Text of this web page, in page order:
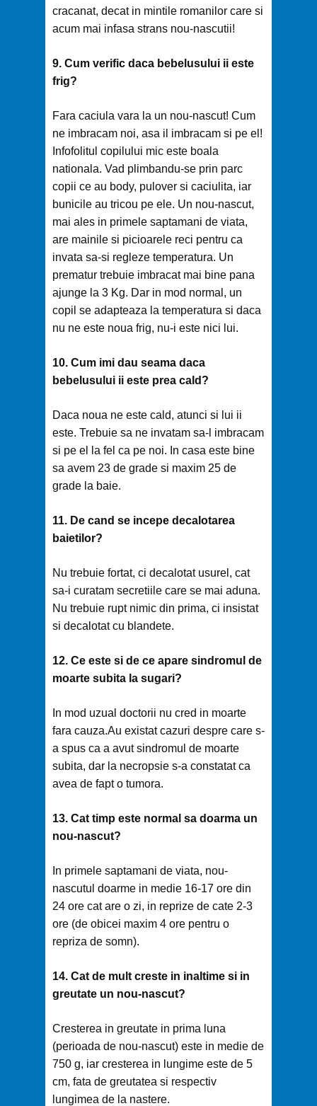
cracanat, decat in mintile romanilor care si
acum mai infasa strans nou-nascutii!
9. Cum verific daca bebelusului ii este
frig?
Fara caciula vara la un nou-nascut! Cum
ne imbracam noi, asa il imbracam si pe el!
Infofolitul copilului mic este boala
nationala. Vad plimbandu-se prin parc
copii ce au body, pulover si caciulita, iar
bunicile au tricou pe ele. Un nou-nascut,
mai ales in primele saptamani de viata,
are mainile si picioarele reci pentru ca
invata sa-si regleze temperatura. Un
prematur trebuie imbracat mai bine pana
ajunge la 3 Kg. Dar in mod normal, un
copil se adapteaza la temperatura si daca
nu ne este noua frig, nu-i este nici lui.
10. Cum imi dau seama daca
bebelusului ii este prea cald?
Daca noua ne este cald, atunci si lui ii
este. Trebuie sa ne invatam sa-l imbracam
si pe el la fel ca pe noi. In casa este bine
sa avem 23 de grade si maxim 25 de
grade la baie.
11. De cand se incepe decalotarea
baietilor?
Nu trebuie fortat, ci decalotat usurel, cat
sa-i curatam secretiile care se mai aduna.
Nu trebuie rupt nimic din prima, ci insistat
si decalotat cu blandete.
12. Ce este si de ce apare sindromul de
moarte subita la sugari?
In mod uzual doctorii nu cred in moarte
fara cauza.Au existat cazuri despre care s-
a spus ca a avut sindromul de moarte
subita, dar la necropsie s-a constatat ca
avea de fapt o tumora.
13. Cat timp este normal sa doarma un
nou-nascut?
In primele saptamani de viata, nou-
nascutul doarme in medie 16-17 ore din
24 ore cat are o zi, in reprize de cate 2-3
ore (de obicei maxim 4 ore pentru o
repriza de somn).
14. Cat de mult creste in inaltime si in
greutate un nou-nascut?
Cresterea in greutate in prima luna
(perioada de nou-nascut) este in medie de
750 g, iar cresterea in lungime este de 5
cm, fata de greutatea si respectiv
lungimea de la nastere.